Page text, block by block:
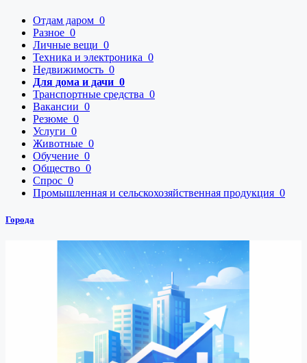
Отдам даром 0
Разное 0
Личные вещи 0
Техника и электроника 0
Недвижимость 0
Для дома и дачи 0
Транспортные средства 0
Вакансии 0
Резюме 0
Услуги 0
Животные 0
Обучение 0
Общество 0
Спрос 0
Промышленная и сельскохозяйственная продукция 0
Города